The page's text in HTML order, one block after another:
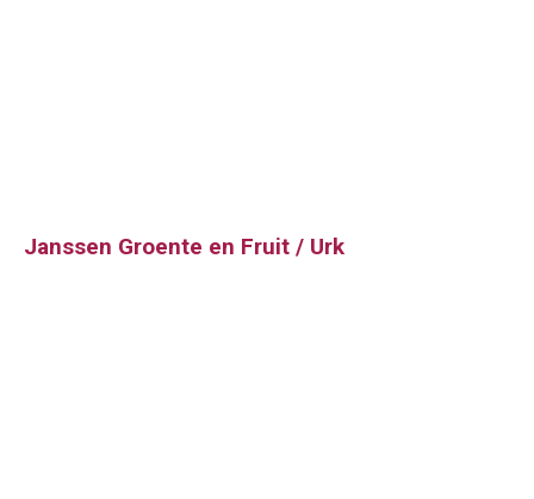
Janssen Groente en Fruit / Urk